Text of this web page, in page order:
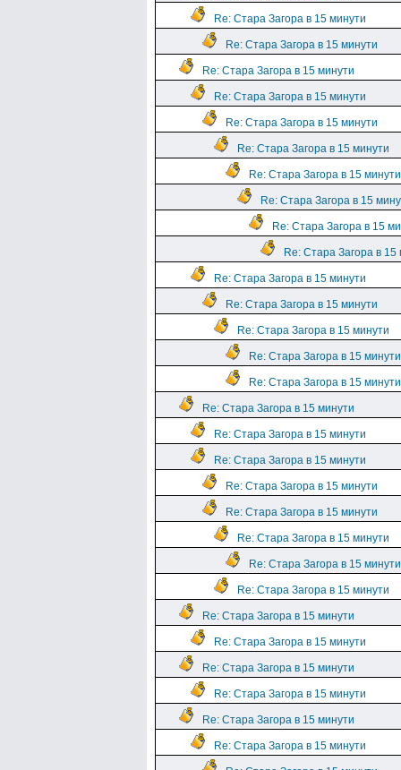
Re: Стара Загора в 15 минути
Re: Стара Загора в 15 минути
Re: Стара Загора в 15 минути
Re: Стара Загора в 15 минути
Re: Стара Загора в 15 минути
Re: Стара Загора в 15 минути
Re: Стара Загора в 15 минути
Re: Стара Загора в 15
Re: Стара Загора в 15
Re: Стара Загора в 15
Re: Стара Загора в 15 минути
Re: Стара Загора в 15 минути
Re: Стара Загора в 15 минути
Re: Стара Загора в 15 минути
Re: Стара Загора в 15 минути
Re: Стара Загора в 15 минути
Re: Стара Загора в 15 минути
Re: Стара Загора в 15 минути
Re: Стара Загора в 15 минути
Re: Стара Загора в 15 минути
Re: Стара Загора в 15 минути
Re: Стара Загора в 15 минути
Re: Стара Загора в 15 минути
Re: Стара Загора в 15 минути
Re: Стара Загора в 15 минути
Re: Стара Загора в 15 минути
Re: Стара Загора в 15 минути
Re: Стара Загора в 15 минути
Re: Стара Загора в 15 минути